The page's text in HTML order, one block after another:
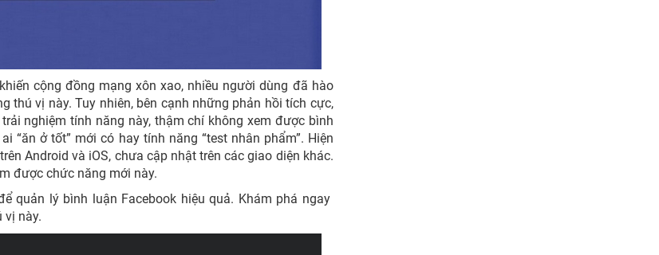
cộng đồng mạng xôn xao, nhiều người dùng đã hào
vị này. Tuy nhiên, bên cạnh những phản hồi tích cực,
nghiệm tính năng này, thậm chí không xem được bình
ở tốt” mới có hay tính năng “test nhân phẩm”. Hiện
Android và iOS, chưa cập nhật trên các giao diện khác.
được chức năng mới này.
quản lý bình luận Facebook hiệu quả. Khám phá ngay
vị này.